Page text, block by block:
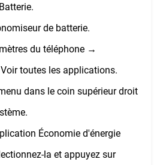
de batterie.
du téléphone →
toutes les applications.
dans le coin supérieur droit
Économie d'énergie
la et appuyez sur